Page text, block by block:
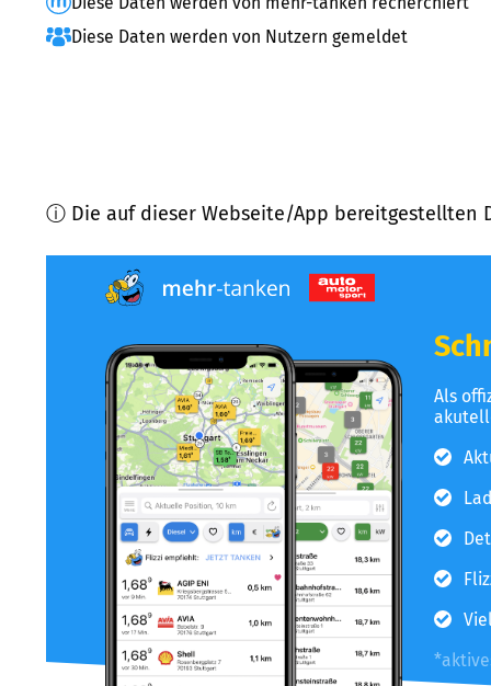
Diese Daten werden von Nutzern gemeldet
ⓘ Die auf dieser Webseite/App bereitgestellten
Als